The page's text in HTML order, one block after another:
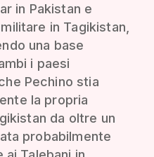
in Pakistan e
in Tagikistan,
una base
i paesi
Pechino stia
la propria
da oltre un
probabilmente